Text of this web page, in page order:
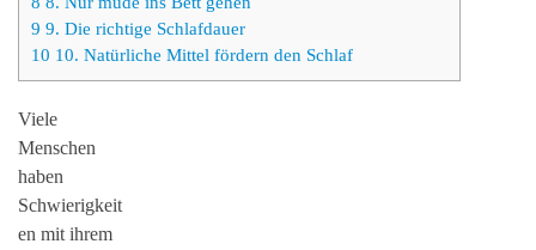
9 9. Die richtige Schlafdauer
10 10. Natürliche Mittel fördern den Schlaf
Viele
Menschen
haben
Schwierigkeit
en mit ihrem